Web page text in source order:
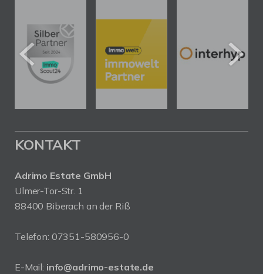
KONTAKT
Adrimo Estate GmbH
Ulmer-Tor-Str. 1
88400 Biberach an der Riß
Telefon: 07351-580956-0
E-Mail: info@adrimo-estate.de